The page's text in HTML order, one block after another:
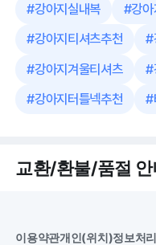
#강아지실내복 #강아
#강아지티셔츠추천 #
#강아지겨울티셔츠 #
#강아지터틀넥추천 #
교환/환불/품절 안
이용약관개인(위치)정보처